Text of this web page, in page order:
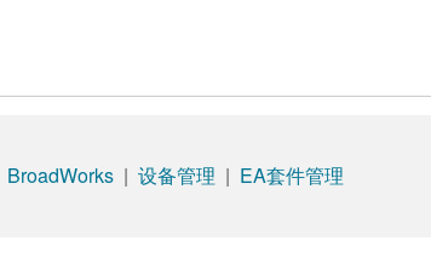
BroadWorks | 设备管理 | EA套件管理